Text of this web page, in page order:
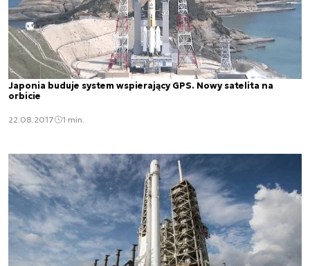
Japonia buduje system wspierający GPS. Nowy satelita na
orbicie
22.08.2017 1 min.